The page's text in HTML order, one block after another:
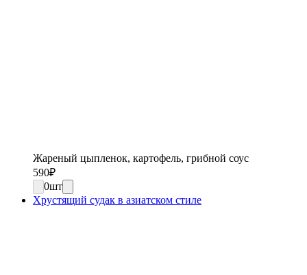
Жареный цыпленок, картофель, грибной соус
590₽
0шт
Хрустящий судак в азиатском стиле